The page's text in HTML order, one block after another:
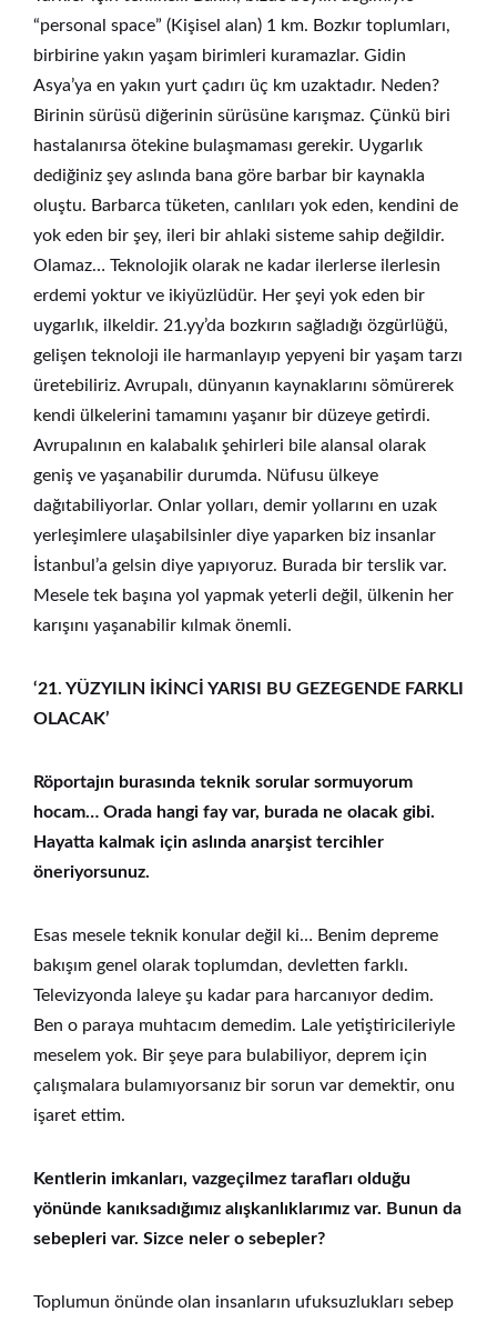
“personal space” (Kişisel alan) 1 km. Bozkır toplumları,
birbirine yakın yaşam birimleri kuramazlar. Gidin
Asya’ya en yakın yurt çadırı üç km uzaktadır. Neden?
Birinin sürüsü diğerinin sürüsüne karışmaz. Çünkü biri
hastalanırsa ötekine bulaşmaması gerekir. Uygarlık
dediğiniz şey aslında bana göre barbar bir kaynakla
oluştu. Barbarca tüketen, canlıları yok eden, kendini de
yok eden bir şey, ileri bir ahlaki sisteme sahip değildir.
Olamaz… Teknolojik olarak ne kadar ilerlerse ilerlesin
erdemi yoktur ve ikiyüzlüdür. Her şeyi yok eden bir
uygarlık, ilkeldir. 21.yy’da bozkırın sağladığı özgürlüğü,
gelişen teknoloji ile harmanlayıp yepyeni bir yaşam tarzı
üretebiliriz. Avrupalı, dünyanın kaynaklarını sömürerek
kendi ülkelerini tamamını yaşanır bir düzeye getirdi.
Avrupalının en kalabalık şehirleri bile alansal olarak
geniş ve yaşanabilir durumda. Nüfusu ülkeye
dağıtabiliyorlar. Onlar yolları, demir yollarını en uzak
yerleşimlere ulaşabilsinler diye yaparken biz insanlar
İstanbul’a gelsin diye yapıyoruz. Burada bir terslik var.
Mesele tek başına yol yapmak yeterli değil, ülkenin her
karışını yaşanabilir kılmak önemli.
‘21. YÜZYILIN İKİNCİ YARISI BU GEZEGENDE FARKLI
OLACAK’
Röportajın burasında teknik sorular sormuyorum
hocam… Orada hangi fay var, burada ne olacak gibi.
Hayatta kalmak için aslında anarşist tercihler
öneriyorsunuz.
Esas mesele teknik konular değil ki… Benim depreme
bakışım genel olarak toplumdan, devletten farklı.
Televizyonda laleye şu kadar para harcanıyor dedim.
Ben o paraya muhtacım demedim. Lale yetiştiricileriyle
meselem yok. Bir şeye para bulabiliyor, deprem için
çalışmalara bulamıyorsanız bir sorun var demektir, onu
işaret ettim.
Kentlerin imkanları, vazgeçilmez tarafları olduğu
yönünde kanıksadığımız alışkanlıklarımız var. Bunun da
sebepleri var. Sizce neler o sebepler?
Toplumun önünde olan insanların ufuksuzlukları sebep